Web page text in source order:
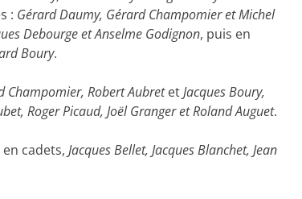
: Gérard Daumy, Gérard Champomier et Michel
Debourge et Anselme Godignon, puis en
Boury.
Champomier, Robert AubretetJacques Boury,
Roger Picaud, Joël Granger et Roland Auguet.
en cadets, Jacques Bellet, Jacques Blanchet, Jean